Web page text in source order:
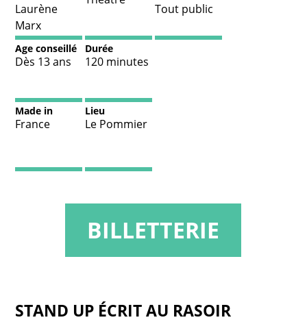
Laurène
Marx
Tout public
Age conseillé
Dès 13 ans
Durée
120 minutes
Made in
France
Lieu
Le Pommier
BILLETTERIE
STAND UP ÉCRIT AU RASOIR